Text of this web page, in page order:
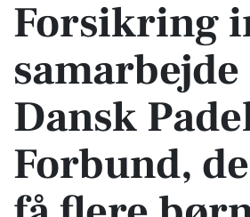
Forsikring
Dansk
Forbund,